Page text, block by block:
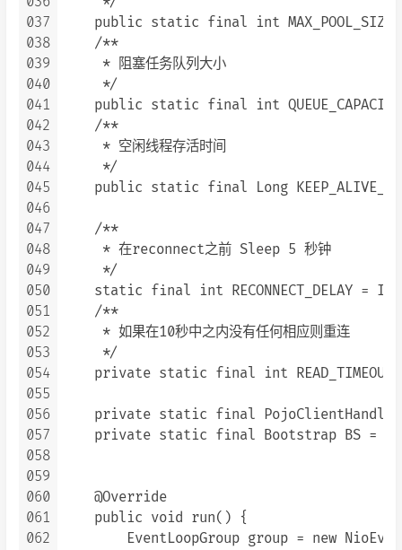
037
038
039
040
041
042
043
044
045
046
047
048
049
050
051
052
053
054
055
056
057
058
059
060
061
062
public static final int MAX_POOL_SIZE
    /**
     * 阻塞任务队列大小
     */
public static final int
    /**
     * 空闲线程存活时间
     */
public static final Long
    /**
     * 在reconnect之前 Sleep 5 秒钟
     */
static final int RECONNECT_DELAY =
    /**
     * 如果在10秒中之内没有任何相应则重连
     */
private static final int
private static final
private static final Bootstrap BS =
    @Override
    public void run() {
EventLoopGroup group = new